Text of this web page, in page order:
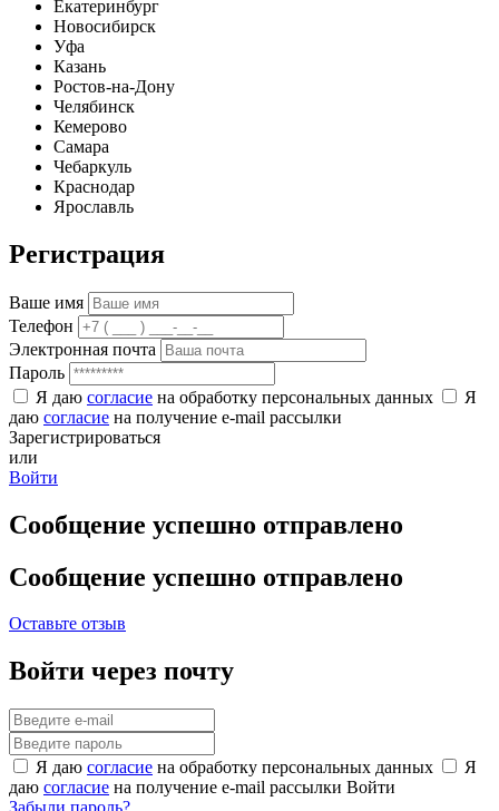
Екатеринбург
Новосибирск
Уфа
Казань
Ростов-на-Дону
Челябинск
Кемерово
Самара
Чебаркуль
Краснодар
Ярославль
Регистрация
Ваше имя
Телефон
Электронная почта
Пароль
Я даю согласие на обработку персональных данных
Я
даю согласие на получение e-mail рассылки
Зарегистрироваться
или
Войти
Сообщение успешно отправлено
Сообщение успешно отправлено
Оставьте отзыв
Войти через почту
Я даю согласие на обработку персональных данных
Я
даю согласие на получение e-mail рассылки Войти